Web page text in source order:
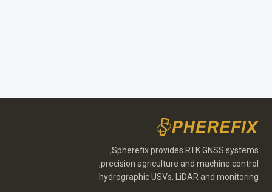
Spherefix provides RTK GNSS systems,
precision agriculture and machine control,
hydrographic USVs, LiDAR and monitoring.
Russian
Portuguese